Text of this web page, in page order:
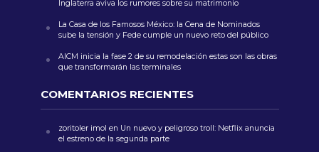
Inglaterra aviva los rumores sobre su matrimonio
La Casa de los Famosos México: la Cena de Nominados
sube la tensión y Fede cumple un nuevo reto del público
AICM inicia la fase 2 de su remodelación estas son las obras
que transformarán las terminales
COMENTARIOS RECIENTES
zoritoler imol en Un nuevo y peligroso troll: Netflix anuncia
el estreno de la segunda parte